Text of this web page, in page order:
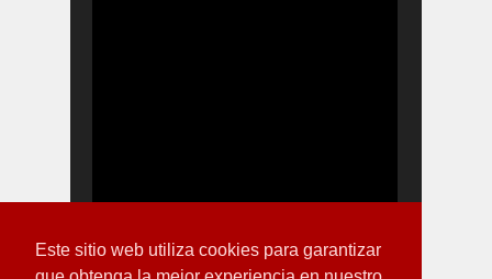
Este sitio web utiliza cookies para garantizar